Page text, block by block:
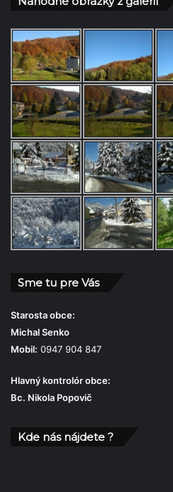
Sme tu pre Vás
Starosta obce:
Michal Senko
Mobil: 0947 904 847
Hlavný kontrolór obce:
Bc. Nikola Popovič
Kde nás nájdete ?